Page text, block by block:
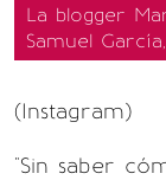
La blogger
Samuel
(Instagram)
"Sin saber